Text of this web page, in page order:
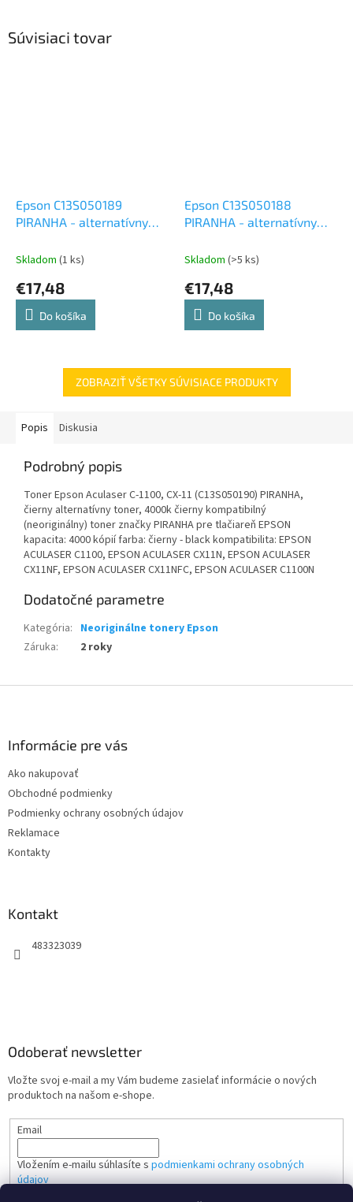
Súvisiaci tovar
Epson C13S050189
PIRANHA - alternatívny
Skladom (1 ks)
€17,48
Do košíka
Epson C13S050188
PIRANHA - alternatívny
kópií)
Skladom (>5 ks)
€17,48
Do košíka
ZOBRAZIŤ VŠETKY SÚVISIACE PRODUKTY
Popis Diskusia
Podrobný popis
Toner Epson Aculaser C-1100, CX-11 (C13S050190) PIRANHA,
čierny alternatívny toner, 4000k čierny kompatibilný
(neoriginálny) toner značky PIRANHA pre tlačiareň EPSON
kapacita: 4000 kópií farba: čierny - black kompatibilita: EPSON
ACULASER C1100, EPSON ACULASER CX11N, EPSON ACULASER
CX11NF, EPSON ACULASER CX11NFC, EPSON ACULASER C1100N
Dodatočné parametre
Kategória: Neoriginálne tonery Epson
Záruka: 2 roky
Informácie pre vás
Ako nakupovať
Obchodné podmienky
Podmienky ochrany osobných údajov
Reklamace
Kontakty
Kontakt
483323039
Odoberať newsletter
Vložte svoj e-mail a my Vám budeme zasielať informácie o nových
produktoch na našom e-shope.
Email
Vložením e-mailu súhlasíte s podmienkami ochrany osobných
údajov